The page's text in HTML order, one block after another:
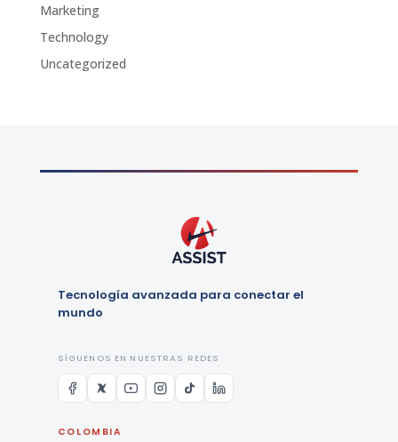
Marketing
Technology
Uncategorized
Tecnología avanzada para conectar el
mundo
SÍGUENOS EN NUESTRAS REDES
COLOMBIA